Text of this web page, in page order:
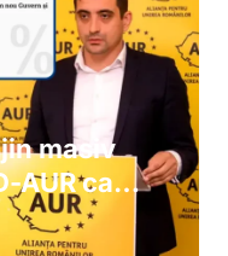
masiv
AUR ca
politică